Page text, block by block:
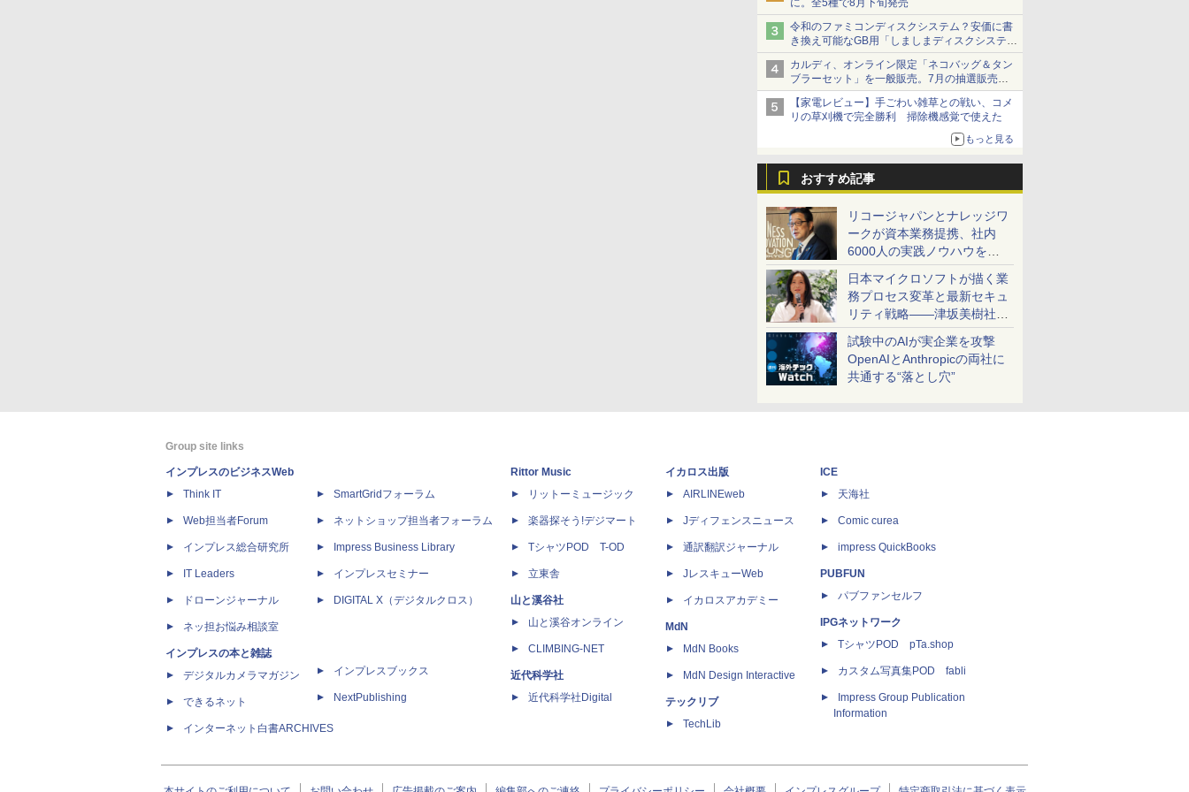
に。全5種で8月下旬発売
令和のファミコンディスクシステム？安価に書
き換え可能なGB用「しましまディスクシステ
ム」
カルディ、オンライン限定「ネコバッグ＆タン
ブラーセット」を一般販売。7月の抽選販売の
当選無効分
【家電レビュー】手ごわい雑草との戦い、コメ
リの草刈機で完全勝利 掃除機感覚で使えた
もっと見る
おすすめ記事
リコージャパンとナレッジワ
ークが資本業務提携、社内
6000人の実践ノウハウを生
かした「AI商談記録 for
RICOH」を展開へ
日本マイクロソフトが描く業
務プロセス変革と最新セキュ
リティ戦略――津坂美樹社長
が2027年度戦略を説明
試験中のAIが実企業を攻撃
OpenAIとAnthropicの両社に
共通する“落とし穴”
Group site links
インプレスのビジネスWeb
Think IT
Web担当者Forum
インプレス総合研究所
IT Leaders
ドローンジャーナル
ネッ担お悩み相談室
インプレスの本と雑誌
デジタルカメラマガジン
できるネット
インターネット白書ARCHIVES
SmartGridフォーラム
ネットショップ担当者フォーラム
Impress Business Library
インプレスセミナー
DIGITAL X（デジタルクロス）
インプレスブックス
NextPublishing
Rittor Music
リットーミュージック
楽器探そう!デジマート
TシャツPOD T-OD
立東舎
山と溪谷社
山と溪谷オンライン
CLIMBING-NET
近代科学社
近代科学社Digital
イカロス出版
AIRLINEweb
Jディフェンスニュース
通訳翻訳ジャーナル
JレスキューWeb
イカロスアカデミー
MdN
MdN Books
MdN Design Interactive
テックリブ
TechLib
ICE
天海社
Comic curea
impress QuickBooks
PUBFUN
パブファンセルフ
IPGネットワーク
TシャツPOD pTa.shop
カスタム写真集POD fabli
Impress Group Publication
Information